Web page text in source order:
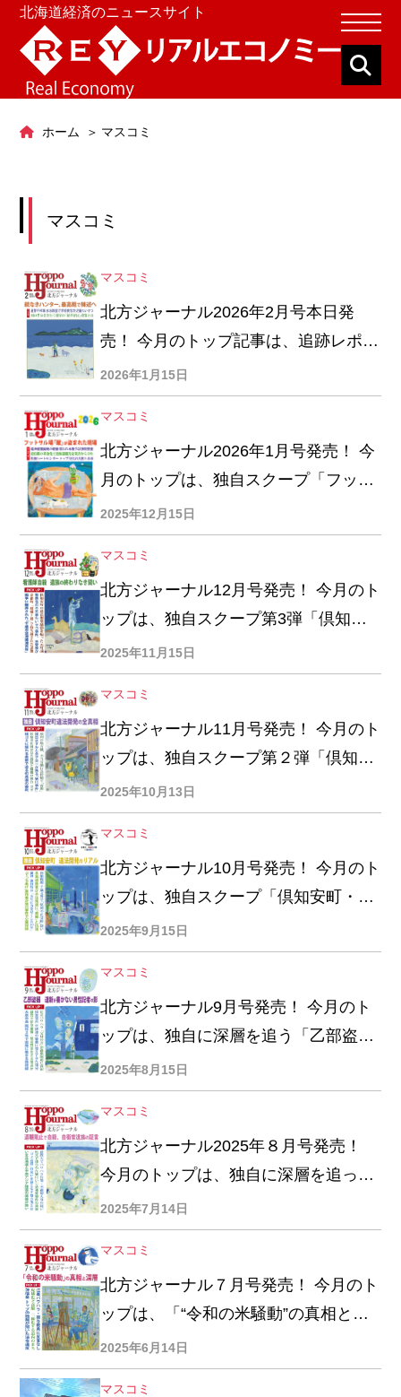
北海道経済のニュースサイト
ホーム マスコミ
マスコミ
マスコミ
北方ジャーナル2026年2月号本日発
売！ 今月のトップ記事は、追跡レポー
ト「銃なきハンター、最高裁で陳述
へ」
2026年1月15日
マスコミ
北方ジャーナル2026年1月号発売！ 今
月のトップは、独自スクープ「フット
サル場『蹴』が盗まれた現場」
2025年12月15日
マスコミ
北方ジャーナル12月号発売！ 今月のト
ップは、独自スクープ第3弾「倶知安
町・羊蹄山麓の違法開発を追う 騒動に
火をつけた参院選候補」
2025年11月15日
マスコミ
北方ジャーナル11月号発売！ 今月のト
ップは、独自スクープ第２弾「倶知安
町・羊蹄山麓の違法開発を追う 工事停
止勧告までの全真相」
2025年10月13日
マスコミ
北方ジャーナル10月号発売！ 今月のト
ップは、独自スクープ「倶知安町・羊
蹄山麓の違法開発を追う」
2025年9月15日
マスコミ
北方ジャーナル9月号発売！ 今月のト
ップは、独自に深層を追う「乙部盗撮
事件 道新が書かない男性記者の影」
2025年8月15日
マスコミ
北方ジャーナル2025年８月号発売！
今月のトップは、独自に深層を追って
きた「19歳自衛官自殺、母の慟哭 ６年
越し裁判が今秋結審へ」
2025年7月14日
マスコミ
北方ジャーナル７月号発売！ 今月のト
ップは、「“令和の米騒動”の真相と深
層を北大名誉教授の三島徳三さんに訊
く」
2025年6月14日
マスコミ